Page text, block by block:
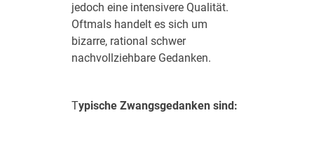
jedoch eine intensivere Qualität.
Oftmals handelt es sich um
bizarre, rational schwer
nachvollziehbare Gedanken.
Typische Zwangsgedanken sind: